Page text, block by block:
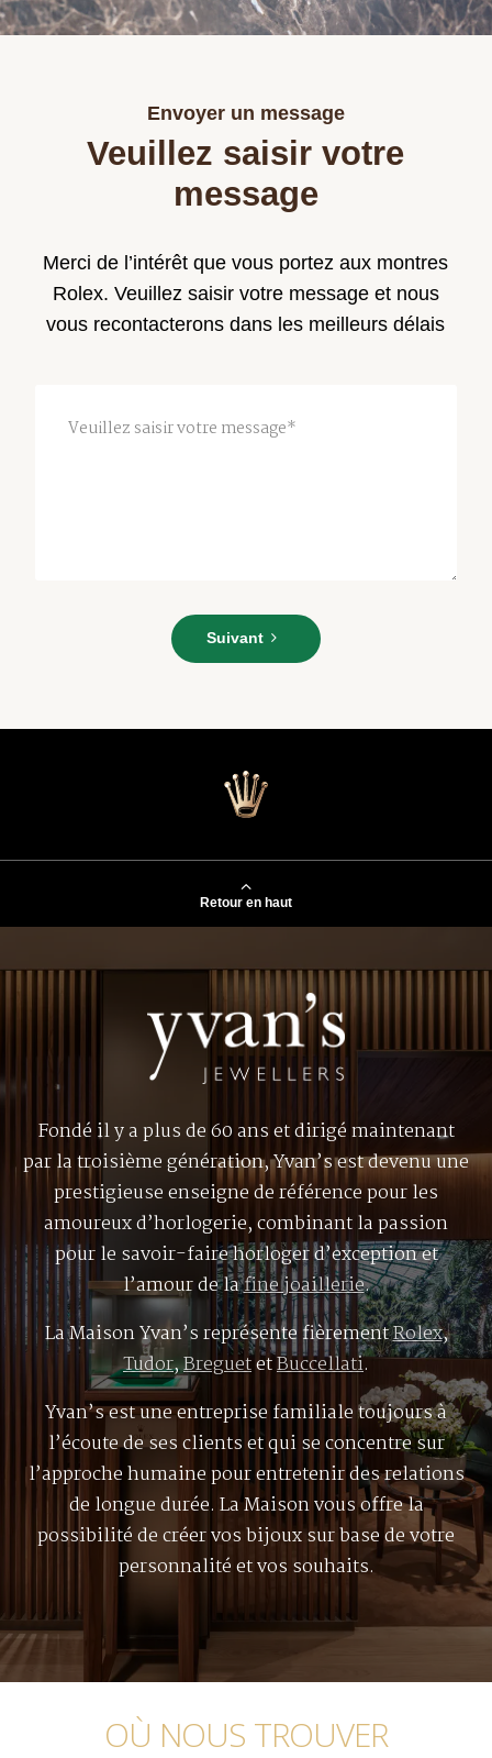
Rolex
Owned Envoyer un message
Veuillez saisir votre
message
Merci de l’intérêt que vous portez aux montres
Rolex. Veuillez saisir votre message et nous
vous recontacterons dans les meilleurs délais
Suivant
Retour en haut
Fondé il y a plus de 60 ans et dirigé maintenant
par la troisième génération, Yvan’s est devenu une
prestigieuse enseigne de référence pour les
amoureux d’horlogerie, combinant la passion
pour le savoir-faire horloger d’exception et
l’amour de lafine joaillerie.
La Maison Yvan’s représente fièrementRolex,
Tudor,BreguetetBuccellati.
Yvan’s est une entreprise familiale toujours à
l’écoute de ses clients et qui se concentre sur
l’approche humaine pour entretenir des relations
de longue durée. La Maison vous offre la
possibilité de créer vos bijoux sur base de votre
personnalité et vos souhaits.
OÙ NOUS TROUVER